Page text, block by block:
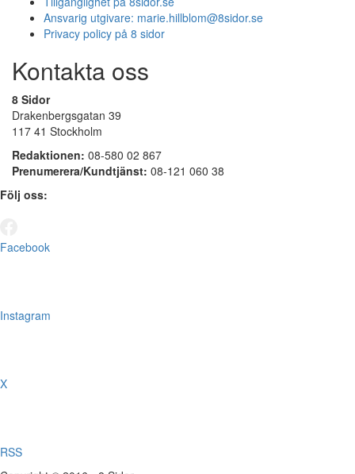
Ansvarig utgivare: marie.hillblom@8sidor.se
Privacy policy på 8 sidor
Kontakta oss
8 Sidor
Drakenbergsgatan 39
117 41 Stockholm
Redaktionen: 08-580 02 867
Prenumerera/Kundtjänst: 08-121 060 38
Följ oss:
Facebook
Instagram
X
RSS